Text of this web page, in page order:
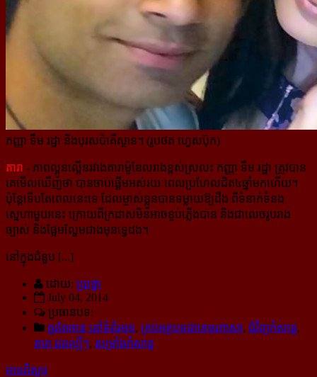
កញ្ញា ទឹម រដ្ឋា និងបុរសប៉ាគីស្ថាន។ (រូបថត ហ្វេសប៊ុក)
តារា - ភាពល្អូនល្អើនរវាងតារាម៉ូឌែលរាងខ្ពស់ស្រលះ កញ្ញា ទឹម រដ្ឋា ត្រូវបាន
គេមើលឃើញថា បានចាប់ផ្តើម​អស់​រយៈពេល​ប្រហែលជិត៤ឆ្នាំមកហើយ។
ប៉ុន្តែទើបតែពេលនេះទេ ដែលម្ចាស់ខ្លួនបានទម្លាយឱ្យដឹង ពីទំនាក់ទំនង​
ស្នេហាមួយនេះ ក្រោយពីក្រដាសមិនអាចខ្ចប់ភ្លើងបាន និងជាលេចរូបរាង
ច្បាស់ និងផ្អែមល្ហែមជាងមុនទ្វេដង។
នៅក្នុងជំនួប [...]
ដោយ: ប្រាថ្នា
July 04, 2014
ប្រធានបទ:
គួរតែអាន នៅទំព័រមុខ, គ្រប់អត្ថបទជាខេមរភាសា, ជុំវិញកំសាន្ដ,
តារា ជនល្បីៗ, សម្រាំងកំសាន្ដ
អានពិស្ដារ